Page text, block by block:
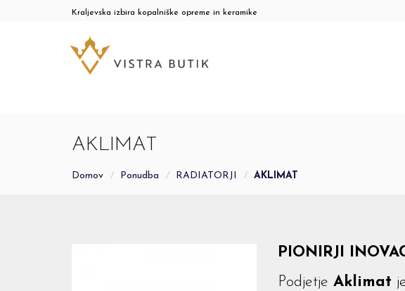
Kraljevska izbira kopalniške opreme in keramike
AKLIMAT
Domov Ponudba RADIATORJI AKLIMAT
PIONIRJI
Podjetje Aklimat